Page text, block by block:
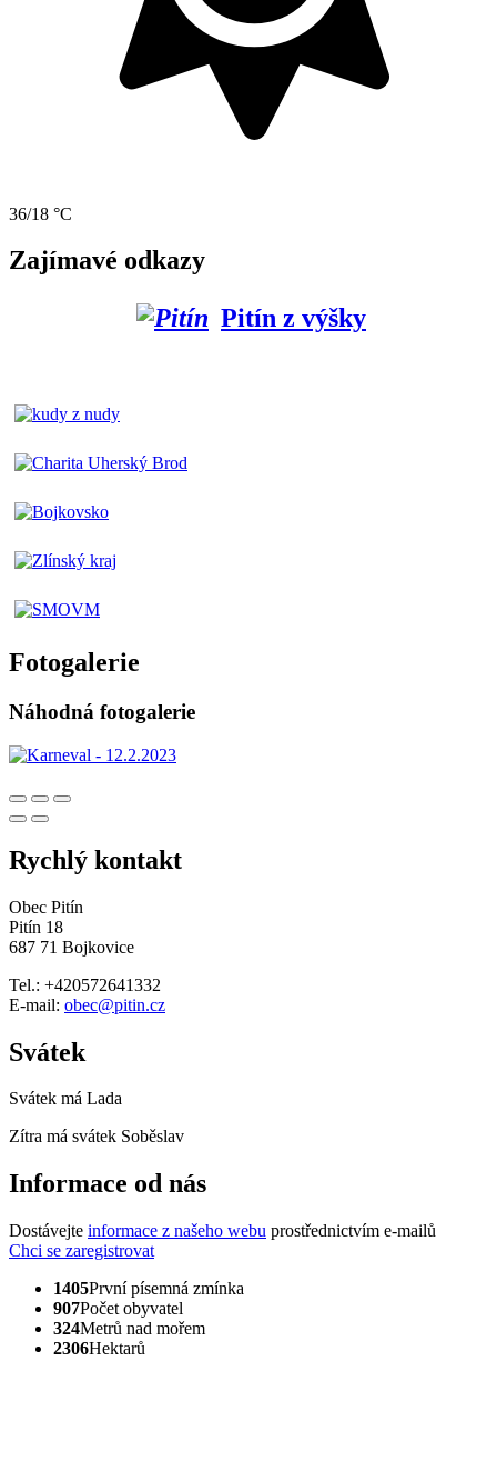
36/18 °C
Zajímavé odkazy
Pitín z výšky
Fotogalerie
Náhodná fotogalerie
Rychlý kontakt
Obec Pitín
Pitín 18
687 71 Bojkovice
Tel.: +420572641332
E-mail: obec@pitin.cz
Svátek
Svátek má Lada
Zítra má svátek Soběslav
Informace od nás
Dostávejte informace z našeho webu prostřednictvím e-mailů
Chci se zaregistrovat
1405První písemná zmínka
907Počet obyvatel
324Metrů nad mořem
2306Hektarů